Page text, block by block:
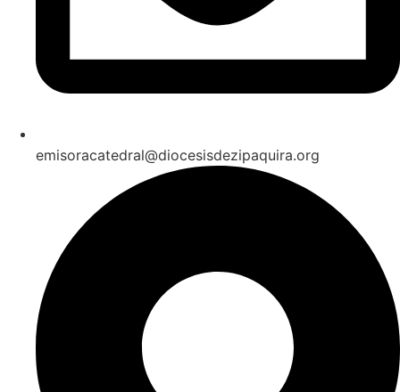
emisoracatedral@diocesisdezipaquira.org